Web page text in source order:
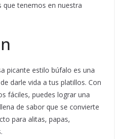
que tenemos en nuestra
picante estilo búfalo es una
darle vida a tus platillos. Con
fáciles, puedes lograr una
de sabor que se convierte
para alitas, papas,